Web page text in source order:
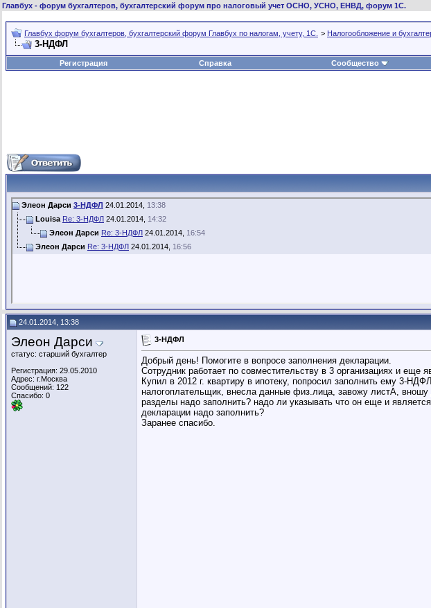
Главбух - форум бухгалтеров, бухгалтерский форум про налоговый учет ОСНО, УСНО, ЕНВД, форум 1С.
Главбух форум бухгалтеров, бухгалтерский форум Главбух по налогам, учету, 1С. > Налогообложение и
3-НДФЛ
Регистрация
Справка Сообщество
Элеон Дарси 3-НДФЛ 24.01.2014, 13:38
Louisa Re: 3-НДФЛ 24.01.2014, 14:32
Элеон Дарси Re: 3-НДФЛ 24.01.2014, 16:54
Элеон Дарси Re: 3-НДФЛ 24.01.2014, 16:56
24.01.2014, 13:38
Элеон Дарси
статус: старший бухгалтер
Регистрация: 29.05.2010
Адрес: г.Москва
Сообщений: 122
Спасибо: 0
3-НДФЛ
Добрый день! Помогите в вопросе заполнения декларации.
Сотрудник работает по совместительству в 3 организациях и еще
Купил в 2012 г. квартиру в ипотеку, попросил заполнить ему 3-
налогоплательщик, внесла данные физ.лица, завожу листА,
разделы надо заполнить? надо ли указывать что он еще и
декларации надо заполнить?
Заранее спасибо.